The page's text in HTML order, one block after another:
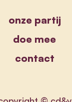
onze partij
doe mee
contact